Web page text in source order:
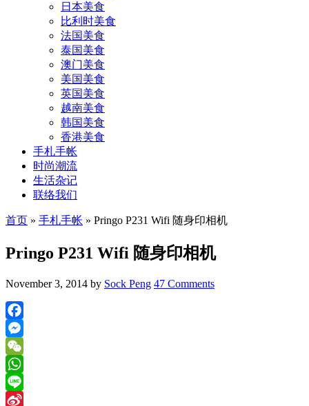
日本美食
比利时美食
法国美食
泰国美食
澳门美食
美国美食
英国美食
越南美食
韩国美食
香港美食
手札手帐
时尚潮流
生活杂记
联络我们
首页 » 手札手帐 » Pringo P231 Wifi 随身印相机
Pringo P231 Wifi 随身印相机
November 3, 2014 by Sock Peng 47 Comments
Facebook
Messenger
WeChat
WhatsApp
Line